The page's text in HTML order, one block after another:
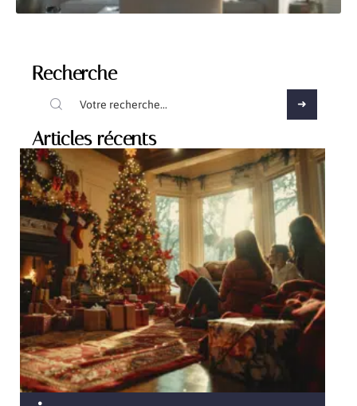
Recherche
Articles récents